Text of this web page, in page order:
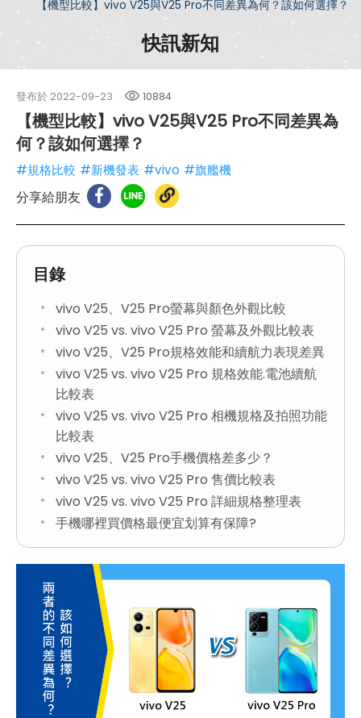
【機型比較】vivo V25與V25 Pro不同差異為何？該如何選擇？
快訊新知
發布於 2022-09-23 10884
【機型比較】vivo V25與V25 Pro不同差異為
何？該如何選擇？
#規格比較 #新機發表 #vivo #旗艦機
分享給朋友
目錄
vivo V25、V25 Pro螢幕與顏色外觀比較
vivo V25 vs. vivo V25 Pro 螢幕及外觀比較表
vivo V25、V25 Pro規格效能和續航力表現差異
vivo V25 vs. vivo V25 Pro 規格效能.電池續航
比較表
vivo V25 vs. vivo V25 Pro 相機規格及拍照功能
比較表
vivo V25、V25 Pro手機價格差多少？
vivo V25 vs. vivo V25 Pro 售價比較表
vivo V25 vs. vivo V25 Pro 詳細規格整理表
手機哪裡買價格最便宜划算有保障?